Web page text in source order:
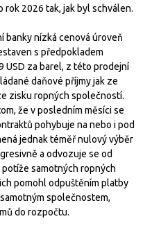
2026 tak, jak byl schválen.
banky nízká cenová úroveň
s předpokladem
USD za barel, z této prodejní
daňové příjmy jak ze
zisku ropných společností.
že v posledním měsíci se
pohybuje na nebo i pod
jednak téměř nulový výběr
a odvozuje se od
samotných ropných
pomohl odpuštěním platby
společnostem,
do rozpočtu.